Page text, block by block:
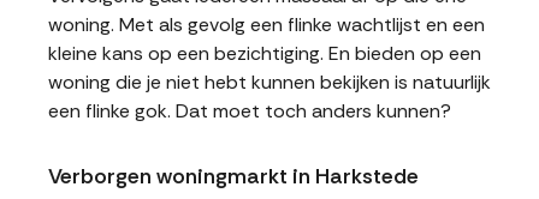
woning. Met als gevolg een flinke wachtlijst en een
kleine kans op een bezichtiging. En bieden op een
woning die je niet hebt kunnen bekijken is natuurlijk
een flinke gok. Dat moet toch anders kunnen?
Verborgen woningmarkt in Harkstede